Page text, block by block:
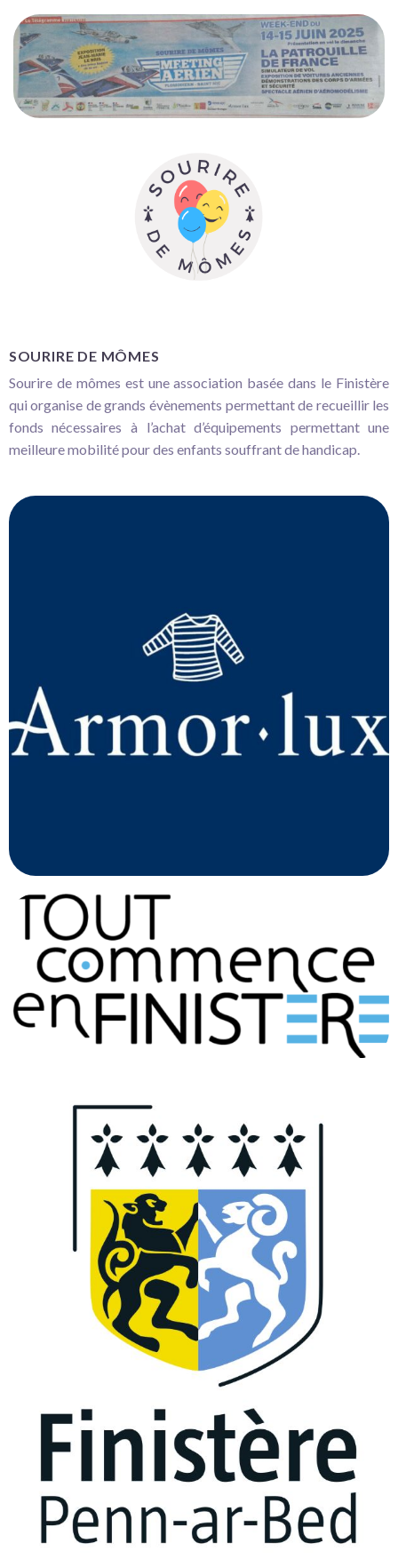
SOURIRE DE MÔMES
Sourire de mômes est une association basée dans le Finistère
qui organise de grands évènements permettant de recueillir les
fonds nécessaires à l’achat d’équipements permettant une
meilleure mobilité pour des enfants souffrant de handicap.